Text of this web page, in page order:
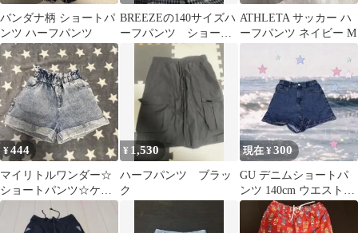
バンダナ柄 ショートパ
ンツ ハーフパンツ
BREEZEの140サイズハ
ーフパンツ ショート
パンツキッズショーツ
ATHLETA サッカー ハ
ーフパンツ ネイビー M
¥444
マイリトルワンダー☆
ショートパンツ☆ケミ
カルウォッシュ
☆110cm
¥ 1,530
ハーフパンツ ブラッ
ク
現在 ¥300
GU デニムショートパ
ンツ 140cm ウエスト調
整付き